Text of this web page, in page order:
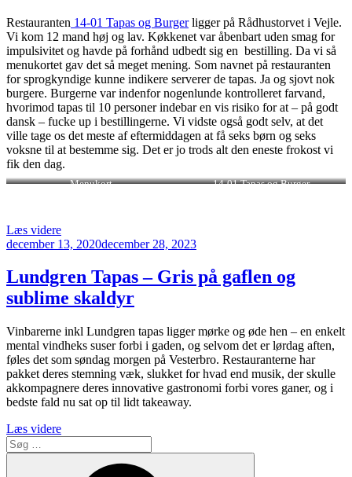
Restauranten 14-01 Tapas og Burgerligger på Rådhustorvet i Vejle.
Vi kom 12 mand høj og lav. Køkkenet var åbenbart uden smag for
impulsivitet og havde på forhånd udbedt sig en bestilling. Da vi så
menukortet gav det så meget mening. Som navnet på restauranten
for sprogkyndige kunne indikere serverer de tapas. Ja og sjovt nok
burgere. Burgerne var indenfor nogenlunde kontrolleret farvand,
hvorimod tapas til 10 personer indebar en vis risiko for at – på godt
dansk – fucke up i bestillingerne. Vi vidste også godt selv, at det
ville tage os det meste af eftermiddagen at få seks børn og seks
voksne til at bestemme sig. Det er jo trods alt den eneste frokost vi
fik den dag.
Menukort 14-01 Tapas og Burger
Læs videre“14-
01
og
Burger
er
velsmag”
Udgivet
december 13, 2020december 28, 2023
Lundgren Tapas – Gris på gaflen og
sublime skaldyr
Vinbarerne inkl Lundgren tapas ligger mørke og øde hen – en enkelt
mental vindheks suser forbi i gaden, og selvom det er lørdag aften,
føles det som søndag morgen på Vesterbro. Restauranterne har
pakket deres stemning væk, slukket for hvad end musik, der skulle
akkompagnere deres innovative gastronomi forbi vores ganer, og i
bedste fald nu sat op til lidt takeaway.
Læs videre“Lundgren
–
Søg
efter: